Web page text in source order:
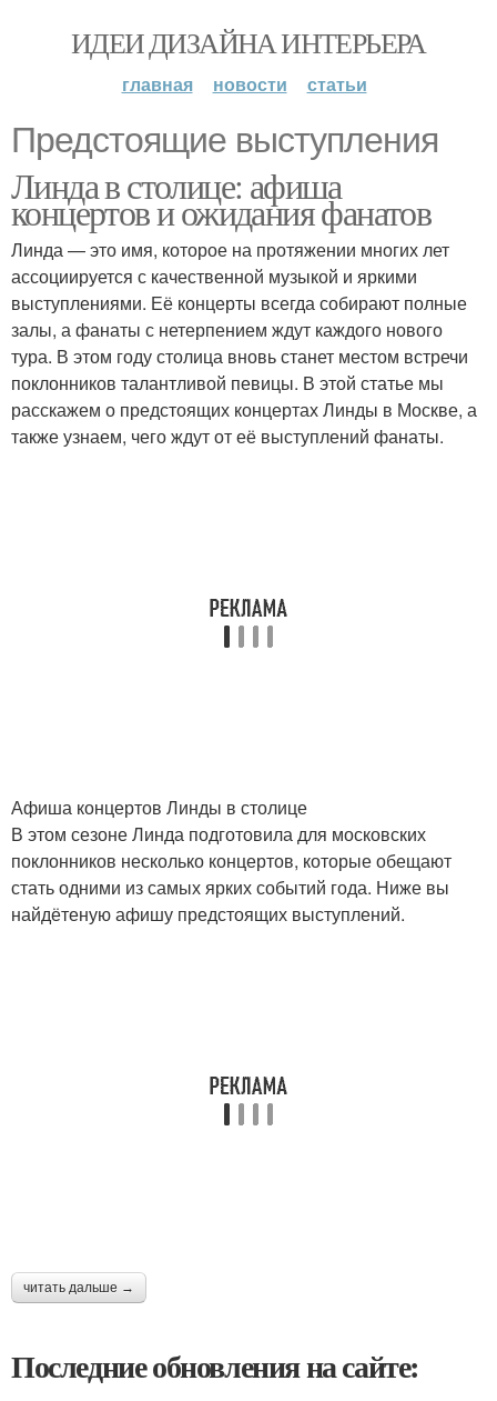
ИДЕИ ДИЗАЙНА ИНТЕРЬЕРА
главная новости статьи
Предстоящие выступления
Линда в столице: афиша
концертов и ожидания фанатов
Линда — это имя, которое на протяжении многих лет
ассоциируется с качественной музыкой и яркими
выступлениями. Её концерты всегда собирают полные
залы, а фанаты с нетерпением ждут каждого нового
тура. В этом году столица вновь станет местом встречи
поклонников талантливой певицы. В этой статье мы
расскажем о предстоящих концертах Линды в Москве, а
также узнаем, чего ждут от её выступлений фанаты.
Афиша концертов Линды в столице
В этом сезоне Линда подготовила для московских
поклонников несколько концертов, которые обещают
стать одними из самых ярких событий года. Ниже вы
найдётеную афишу предстоящих выступлений.
читать дальше →
Последние обновления на сайте: